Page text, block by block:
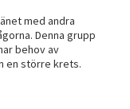
med andra
Denna grupp
behov av
en större krets.